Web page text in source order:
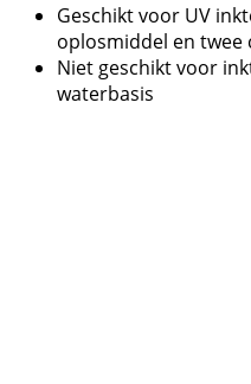
Geschikt voor UV
oplosmiddel en
Niet geschikt voor
waterbasis